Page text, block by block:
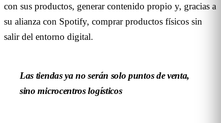
con sus productos, generar contenido propio y, gracias a
su alianza con Spotify, comprar productos físicos sin
salir del entorno digital.
Las tiendas ya no serán solo puntos de venta,
sino microcentros logísticos